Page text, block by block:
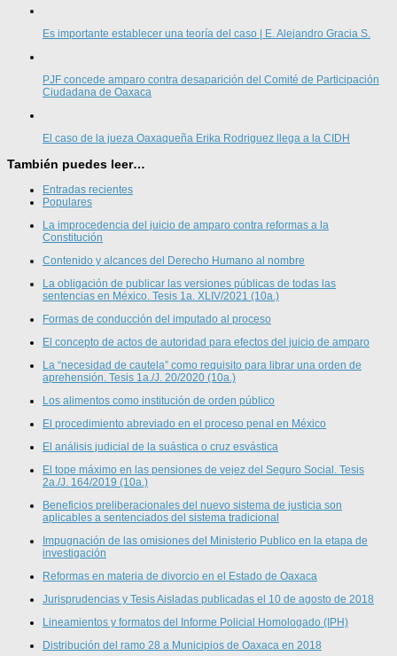
Es importante establecer una teoría del caso | E. Alejandro Gracia S.
PJF concede amparo contra desaparición del Comité de Participación
Ciudadana de Oaxaca
El caso de la jueza Oaxaqueña Erika Rodriguez llega a la CIDH
También puedes leer…
Entradas recientes
Populares
La improcedencia del juicio de amparo contra reformas a la
Constitución
Contenido y alcances del Derecho Humano al nombre
La obligación de publicar las versiones públicas de todas las
sentencias en México. Tesis 1a. XLIV/2021 (10a.)
Formas de conducción del imputado al proceso
El concepto de actos de autoridad para efectos del juicio de amparo
La “necesidad de cautela” como requisito para librar una orden de
aprehensión. Tesis 1a./J. 20/2020 (10a.)
Los alimentos como institución de orden público
El procedimiento abreviado en el proceso penal en México
El análisis judicial de la suástica o cruz esvástica
El tope máximo en las pensiones de vejez del Seguro Social. Tesis
2a./J. 164/2019 (10a.)
Beneficios preliberacionales del nuevo sistema de justicia son
aplicables a sentenciados del sistema tradicional
Impugnación de las omisiones del Ministerio Publico en la etapa de
investigación
Reformas en materia de divorcio en el Estado de Oaxaca
Jurisprudencias y Tesis Aisladas publicadas el 10 de agosto de 2018
Lineamientos y formatos del Informe Policial Homologado (IPH)
Distribución del ramo 28 a Municipios de Oaxaca en 2018